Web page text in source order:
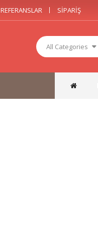
REFERANSLAR SIPARIŞ
All Categories